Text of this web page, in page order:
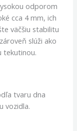
odporom
cca 4 mm, ich
väčšiu stabilitu
zároveň slúži ako
tekutinou.
tvaru dna
vozidla.